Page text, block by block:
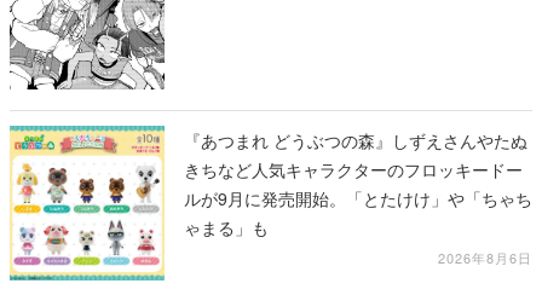
『あつまれ どうぶつの森』しずえさんやたぬ
きちなど人気キャラクターのフロッキードー
ルが9月に発売開始。「とたけけ」や「ちゃち
ゃまる」も
2026年8月6日